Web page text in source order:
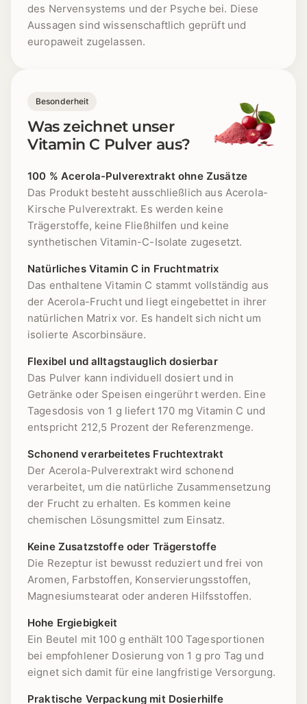
des Nervensystems und der Psyche bei. Diese
Aussagen sind wissenschaftlich geprüft und
europaweit zugelassen.
Besonderheit
Was zeichnet unser
Vitamin C Pulver aus?
100 % Acerola-Pulverextrakt ohne Zusätze
Das Produkt besteht ausschließlich aus Acerola-
Kirsche Pulverextrakt. Es werden keine
Trägerstoffe, keine Fließhilfen und keine
synthetischen Vitamin-C-Isolate zugesetzt.
Natürliches Vitamin C in Fruchtmatrix
Das enthaltene Vitamin C stammt vollständig aus
der Acerola-Frucht und liegt eingebettet in ihrer
natürlichen Matrix vor. Es handelt sich nicht um
isolierte Ascorbinsäure.
Flexibel und alltagstauglich dosierbar
Das Pulver kann individuell dosiert und in
Getränke oder Speisen eingerührt werden. Eine
Tagesdosis von 1 g liefert 170 mg Vitamin C und
entspricht 212,5 Prozent der Referenzmenge.
Schonend verarbeitetes Fruchtextrakt
Der Acerola-Pulverextrakt wird schonend
verarbeitet, um die natürliche Zusammensetzung
der Frucht zu erhalten. Es kommen keine
chemischen Lösungsmittel zum Einsatz.
Keine Zusatzstoffe oder Trägerstoffe
Die Rezeptur ist bewusst reduziert und frei von
Aromen, Farbstoffen, Konservierungsstoffen,
Magnesiumstearat oder anderen Hilfsstoffen.
Hohe Ergiebigkeit
Ein Beutel mit 100 g enthält 100 Tagesportionen
bei empfohlener Dosierung von 1 g pro Tag und
eignet sich damit für eine langfristige Versorgung.
Praktische Verpackung mit Dosierhilfe